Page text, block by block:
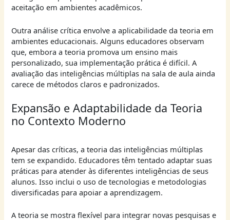
aceitação em ambientes acadêmicos.
Outra análise crítica envolve a aplicabilidade da teoria em
ambientes educacionais. Alguns educadores observam
que, embora a teoria promova um ensino mais
personalizado, sua implementação prática é difícil. A
avaliação das inteligências múltiplas na sala de aula ainda
carece de métodos claros e padronizados.
Expansão e Adaptabilidade da Teoria
no Contexto Moderno
Apesar das críticas, a teoria das inteligências múltiplas
tem se expandido. Educadores têm tentado adaptar suas
práticas para atender às diferentes inteligências de seus
alunos. Isso inclui o uso de tecnologias e metodologias
diversificadas para apoiar a aprendizagem.
A teoria se mostra flexível para integrar novas pesquisas e